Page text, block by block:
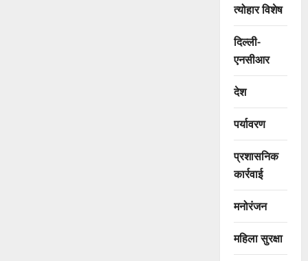
त्योहार विशेष
दिल्ली-
एनसीआर
देश
पर्यावरण
प्रशासनिक
कार्रवाई
मनोरंजन
महिला सुरक्षा